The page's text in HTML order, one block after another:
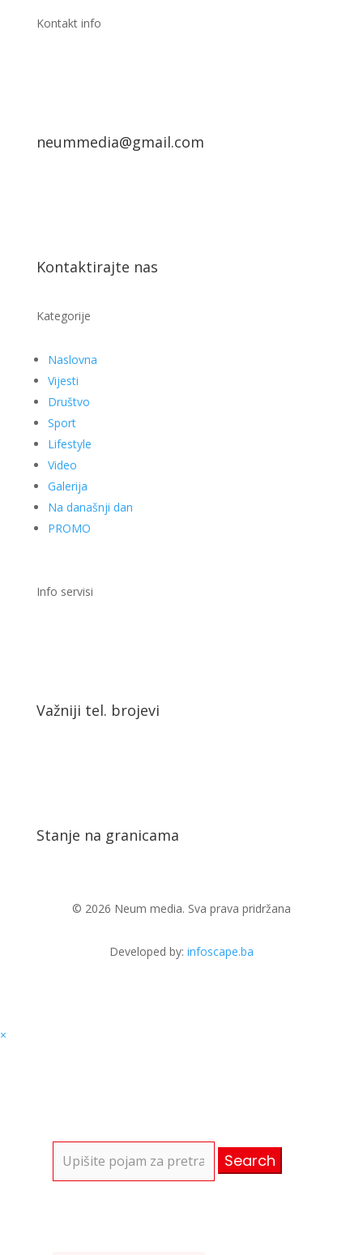
Kontakt info
neummedia@gmail.com
Kontaktirajte nas
Kategorije
Naslovna
Vijesti
Društvo
Sport
Lifestyle
Video
Galerija
Na današnji dan
PROMO
Info servisi
Važniji tel. brojevi
Stanje na granicama
© 2026 Neum media. Sva prava pridržana
Developed by: infoscape.ba
×
for: